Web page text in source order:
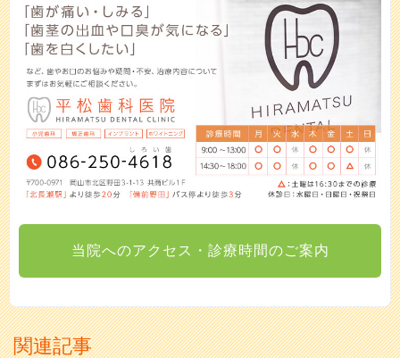
当院へのアクセス・診療時間のご案内
関連記事